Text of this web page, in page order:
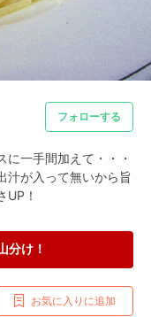
フォローする
に一手間加えて・・・
汁が入って無いから旨
UP！
分け！
お気に入りに追加